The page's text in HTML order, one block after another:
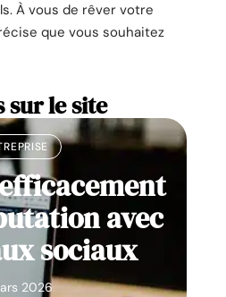
À vous de rêver votre
que vous souhaitez
sur le site
avec
sociaux
2026